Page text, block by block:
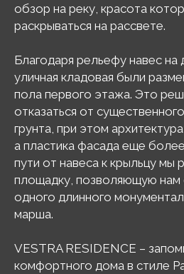
обзор на реку, красота
раскрываться на рассвете.
Благодаря рельефу навес на
уличная кладовая были
пола первого этажа. Это
отказаться от
грунта, при этом
а пластика фасада еще
пути от навеса к крыльцу мы
площадку, позволяющую нам
одного длинного
марша.
VESTRA RESIDENCE –
комфортного дома в стиле